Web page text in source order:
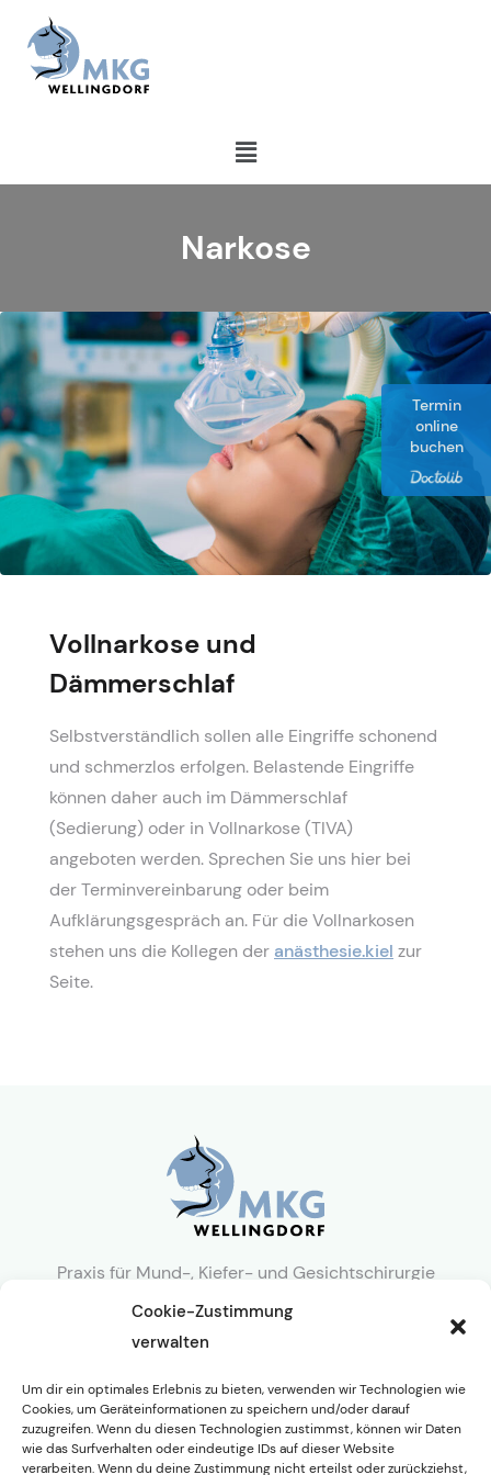
Cookie-Zustimmung
verwalten
Um dir ein optimales Erlebnis zu bieten, verwenden wir Technologien wie
Cookies, um Geräteinformationen zu speichern und/oder darauf
zuzugreifen. Wenn du diesen Technologien zustimmst, können wir Daten
wie das Surfverhalten oder eindeutige IDs auf dieser Website
verarbeiten. Wenn du deine Zustimmung nicht erteilst oder zurückziehst,
Narkose
Vollnarkose und
Dämmerschlaf
Selbstverständlich sollen alle Eingriffe schonend
und schmerzlos erfolgen. Belastende Eingriffe
können daher auch im Dämmerschlaf
(Sedierung) oder in Vollnarkose (TIVA)
angeboten werden. Sprechen Sie uns hier bei
der Terminvereinbarung oder beim
Aufklärungsgespräch an. Für die Vollnarkosen
stehen uns die Kollegen der anästhesie.kiel zur
Seite.
Termin
online
buchen
Praxis für Mund-, Kiefer- und Gesichtschirurgie
0431 720 7100
info@mkg-wellingdorf.de